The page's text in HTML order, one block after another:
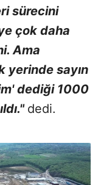
sürecini
çok daha
Ama
yerinde sayın
dediği 1000
dedi.